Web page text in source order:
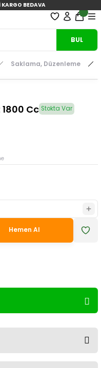
KARGO BEDAVA
BUL
Saklama, Düzenleme
Cc Stokta Var
Hemen Al